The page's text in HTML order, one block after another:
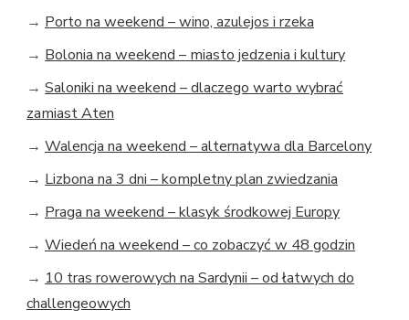
→ Porto na weekend – wino, azulejos i rzeka
→ Bolonia na weekend – miasto jedzenia i kultury
→ Saloniki na weekend – dlaczego warto wybrać
zamiast Aten
→ Walencja na weekend – alternatywa dla Barcelony
→ Lizbona na 3 dni – kompletny plan zwiedzania
→ Praga na weekend – klasyk środkowej Europy
→ Wiedeń na weekend – co zobaczyć w 48 godzin
→ 10 tras rowerowych na Sardynii – od łatwych do
challengeowych